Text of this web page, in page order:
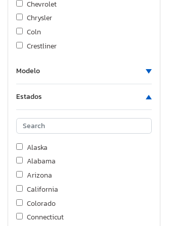
Chevrolet
Chrysler
Coln
Crestliner
Crownline
Diamond Ce
Dodge
Ducati
Fiat
Ford
Foresriver
Forest River 5x8
Freightliner
Frht
Modelo
Estados
Alaska
Alabama
Arizona
California
Colorado
Connecticut